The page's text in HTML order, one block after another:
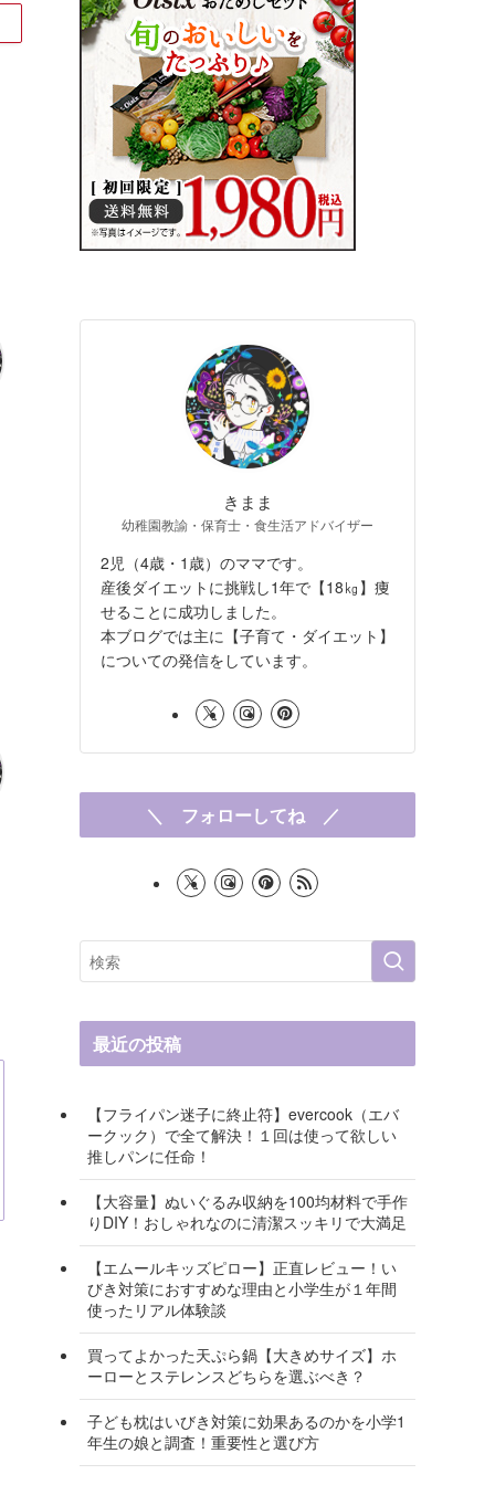
きまま
幼稚園教諭・保育士・食生活アドバイザー
2児（4歳・1歳）のママです。
産後ダイエットに挑戦し1年で【18㎏】痩
せることに成功しました。
本ブログでは主に【子育て・ダイエット】
についての発信をしています。
＼ フォローしてね ／
最近の投稿
【フライパン迷子に終止符】evercook（エバ
ークック）で全て解決！１回は使って欲しい
推しパンに任命！
【大容量】ぬいぐるみ収納を100均材料で手作
りDIY！おしゃれなのに清潔スッキリで大満足
【エムールキッズピロー】正直レビュー！い
びき対策におすすめな理由と小学生が１年間
使ったリアル体験談
買ってよかった天ぷら鍋【大きめサイズ】ホ
ーローとステレンスどちらを選ぶべき？
子ども枕はいびき対策に効果あるのかを小学1
年生の娘と調査！重要性と選び方